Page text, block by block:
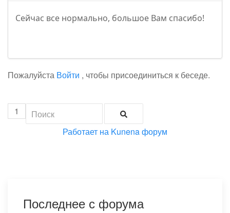
Сейчас все нормально, большое Вам спасибо!
Пожалуйста Войти , чтобы присоединиться к беседе.
1
Работает на Kunena форум
Последнее с форума